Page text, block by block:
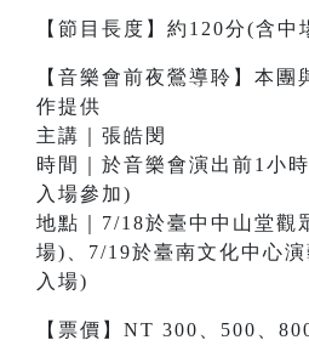
【節目長度】約120分(含中
【音樂會前夜鶯導聆】本團
作提供
主講｜張皓閔
時間｜於音樂會演出前1小
入場參加)
地點｜7/18於臺中中山堂觀
場)、7/19於臺南文化中心
入場)
【票價】NT 300、500、